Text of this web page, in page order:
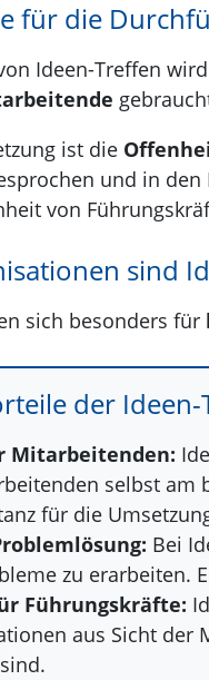
für die
Ideen-Treffen
ist die
und in
von
sind
sich besonders für
der Ideen-
Mitarbeitenden:
selbst am
für die
Bei
zu erarbeiten.
Führungskräfte:
aus Sicht der